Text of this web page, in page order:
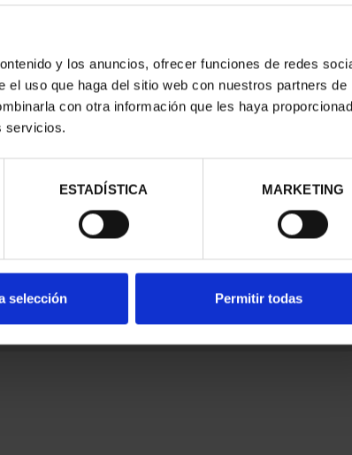
y los anuncios, ofrecer funciones de redes
uso que haga del sitio web con nuestros partners de
con otra información que les haya
servicios.
ESTADÍSTICA MARKETING
selección Permitir todas